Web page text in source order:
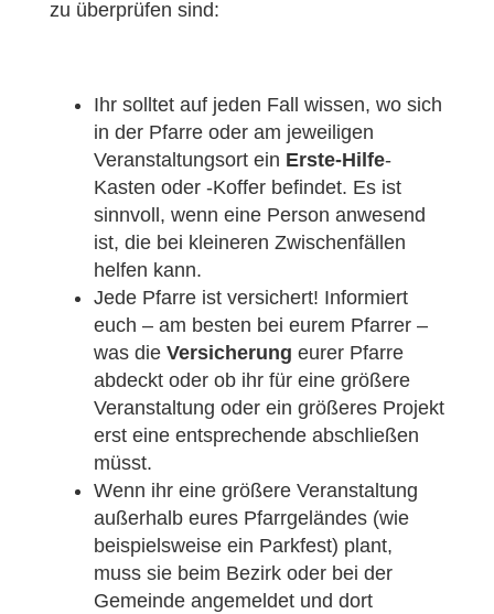
zu überprüfen sind:
Ihr solltet auf jeden Fall wissen, wo sich
in der Pfarre oder am jeweiligen
Veranstaltungsort ein Erste-Hilfe-
Kasten oder -Koffer befindet. Es ist
sinnvoll, wenn eine Person anwesend
ist, die bei kleineren Zwischenfällen
helfen kann.
Jede Pfarre ist versichert! Informiert
euch – am besten bei eurem Pfarrer –
was die Versicherung eurer Pfarre
abdeckt oder ob ihr für eine größere
Veranstaltung oder ein größeres Projekt
erst eine entsprechende abschließen
müsst.
Wenn ihr eine größere Veranstaltung
außerhalb eures Pfarrgeländes (wie
beispielsweise ein Parkfest) plant,
muss sie beim Bezirk oder bei der
Gemeinde angemeldet und dort